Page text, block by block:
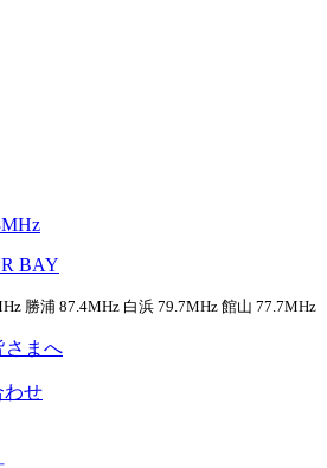
勝浦 87.4MHz 白浜 79.7MHz 館山 77.7MHz
さまへ
わせ